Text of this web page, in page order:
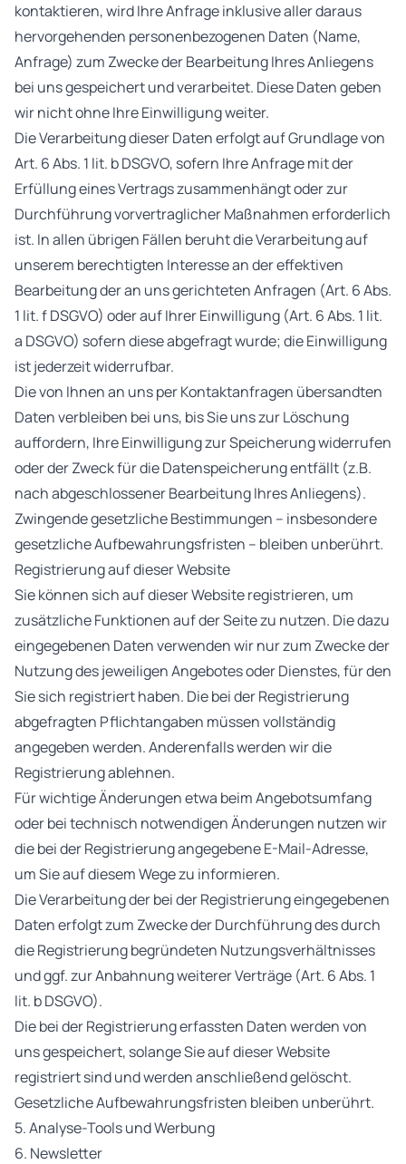
kontaktieren, wird Ihre Anfrage inklusive aller daraus
hervorgehenden personenbezogenen Daten (Name,
Anfrage) zum Zwecke der Bearbeitung Ihres Anliegens
bei uns gespeichert und verarbeitet. Diese Daten geben
wir nicht ohne Ihre Einwilligung weiter.
Die Verarbeitung dieser Daten erfolgt auf Grundlage von
Art. 6 Abs. 1 lit. b DSGVO, sofern Ihre Anfrage mit der
Erfüllung eines Vertrags zusammenhängt oder zur
Durchführung vorvertraglicher Maßnahmen erforderlich
ist. In allen übrigen Fällen beruht die Verarbeitung auf
unserem berechtigten Interesse an der effektiven
Bearbeitung der an uns gerichteten Anfragen (Art. 6 Abs.
1 lit. f DSGVO) oder auf Ihrer Einwilligung (Art. 6 Abs. 1 lit.
a DSGVO) sofern diese abgefragt wurde; die Einwilligung
ist jederzeit widerrufbar.
Die von Ihnen an uns per Kontaktanfragen übersandten
Daten verbleiben bei uns, bis Sie uns zur Löschung
auffordern, Ihre Einwilligung zur Speicherung widerrufen
oder der Zweck für die Datenspeicherung entfällt (z.B.
nach abgeschlossener Bearbeitung Ihres Anliegens).
Zwingende gesetzliche Bestimmungen – insbesondere
gesetzliche Aufbewahrungsfristen – bleiben unberührt.
Registrierung auf dieser Website
Sie können sich auf dieser Website registrieren, um
zusätzliche Funktionen auf der Seite zu nutzen. Die dazu
eingegebenen Daten verwenden wir nur zum Zwecke der
Nutzung des jeweiligen Angebotes oder Dienstes, für den
Sie sich registriert haben. Die bei der Registrierung
abgefragten Pflichtangaben müssen vollständig
angegeben werden. Anderenfalls werden wir die
Registrierung ablehnen.
Für wichtige Änderungen etwa beim Angebotsumfang
oder bei technisch notwendigen Änderungen nutzen wir
die bei der Registrierung angegebene E-Mail-Adresse,
um Sie auf diesem Wege zu informieren.
Die Verarbeitung der bei der Registrierung eingegebenen
Daten erfolgt zum Zwecke der Durchführung des durch
die Registrierung begründeten Nutzungsverhältnisses
und ggf. zur Anbahnung weiterer Verträge (Art. 6 Abs. 1
lit. b DSGVO).
Die bei der Registrierung erfassten Daten werden von
uns gespeichert, solange Sie auf dieser Website
registriert sind und werden anschließend gelöscht.
Gesetzliche Aufbewahrungsfristen bleiben unberührt.
5. Analyse-Tools und Werbung
6. Newsletter